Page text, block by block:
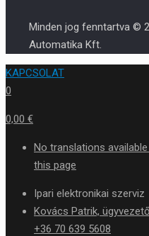
Minden jog fenntartva ©
Automatika Kft.
KAPCSOLAT
0
0,00 €
No translations
this page
Ipari elektronikai szerviz
Kovács Patrik,
+36 70 639 5608